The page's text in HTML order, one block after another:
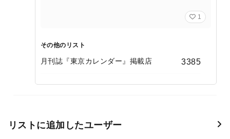
1
その他のリスト
月刊誌『東京カレンダー』掲載店 3385
リストに追加したユーザー